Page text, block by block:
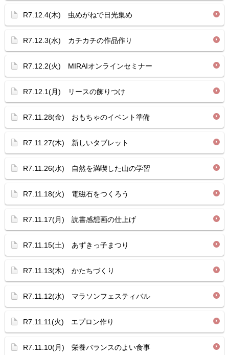
R7.12.4(木) 虫めがねで日光集め
R7.12.3(水) カチカチの作品作り
R7.12.2(火) MIRAIオンラインセミナー
R7.12.1(月) リースの飾りつけ
R7.11.28(金) おもちゃのイベント準備
R7.11.27(木) 新しいタブレット
R7.11.26(水) 自然を満喫した山の学習
R7.11.18(火) 電磁石をつくろう
R7.11.17(月) 読書感想画の仕上げ
R7.11.15(土) あずきっ子まつり
R7.11.13(木) かたちづくり
R7.11.12(水) マラソンフェスティバル
R7.11.11(火) エプロン作り
R7.11.10(月) 栄養バランスのよい食事